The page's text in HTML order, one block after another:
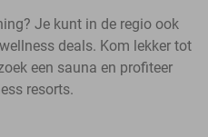
Je kunt in de regio ook
deals. Kom lekker tot
een sauna en profiteer
resorts.